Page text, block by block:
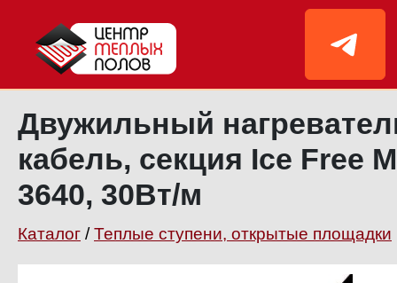
Двужильный
кабель, секция Ice Free
3640, 30Вт/м
Каталог /Теплые ступени, открытые площадки